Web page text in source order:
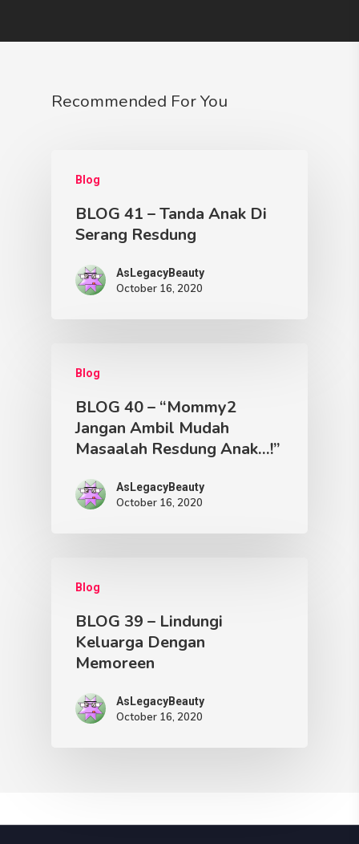
Recommended For You
Blog
BLOG 41 – Tanda Anak Di
Serang Resdung
AsLegacyBeauty
October 16, 2020
Blog
BLOG 40 – “Mommy2
Jangan Ambil Mudah
Masaalah Resdung Anak…!”
AsLegacyBeauty
October 16, 2020
Blog
BLOG 39 – Lindungi
Keluarga Dengan
Memoreen
AsLegacyBeauty
October 16, 2020